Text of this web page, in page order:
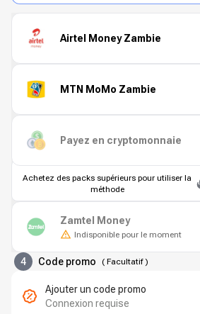
Airtel Money Zambie
MTN MoMo Zambie
Payez en cryptomonnaie
Achetez des packs supérieurs pour utiliser la
méthode
Zamtel Money
Indisponible pour le moment
4 Code promo ( Facultatif)
Ajouter un code promo
Connexion requise